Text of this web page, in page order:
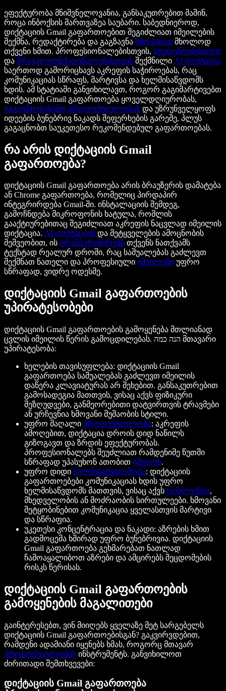
ეფექტურობა მნიშვნელოვანია, განსაკუთრებით მაშინ,
როცა ინბოქსის მართვაზეა საუბარი. საბედნიეროდ,
დიქტაციის Gmail გაფართოებით შეგიძლიათ იმეილების
შექმნა, რედაქტირება და გაგზავნა ხმოვანად მხოლოდ
თქვენი ხმით. პროფესიონალებისთვის, სტუდენტებისთვის
და მრავალფუნქციონალებისთვის შექმნილი AI დიქტაცია
საერთოდ გამორიცხავს აკრეფის საჭიროებას, რაც
კომუნიკაციას სწრაფს, მარტივსა და ხელმისაწვდომს
ხდის. ამ სტატიაში განვიხილავთ, როგორ გაგიმარტივებთ
დიქტაციის Gmail გაფართოება ყოველდღიურობას,
გაგიუმჯობესებთ პროდუქტიულობას და უზრუნველყოფს
იდეების ბუნებრივ ნაკადს შეფერხების გარეშე, პლუს
გაგაცნობთ საუკეთესო რეკომენდებულ გაფართოებას.
რა არის დიქტაციის Gmail
გაფართოება?
დიქტაციის Gmail გაფართოება არის ბრაუზერის დამატება
ან Chrome გაფართოება, რომელიც პირდაპირ
ინტეგრირდება Gmail-ში. ინსტალაციის შემდეგ,
გამოჩნდება მიკროფონის ხატულა, რომლის
გააქტიურებითაც შეგიძლიათ აკრეფის ნაცვლად იმეილის
დიქტაცია. AI დიქტაციის და მეტყველების ამოცნობის
მეშვეობით, ის ტრანსკრიბირებს თქვენს ნათქვამს
ტექსტად რეალურ დროში, რაც საშუალებას გაძლევთ
შექმნათ ნათელი და პროფესიული იმეილები უფრო
სწრაფად, ვიდრე ოდესმე.
დიქტაციის Gmail გაფართოების
უპირატესობები
დიქტაციის Gmail გაფართოების გამოყენება მთლიანად
ცვლის იმეილის წერის გამოცდილებას. הנה כמה მთავარი
უპირატესობა:
ხელების თავისუფლება: დიქტაციის Gmail
გაფართოება საშუალებას გაძლევთ იმეილის
დაწერა კლავიატურას არ შეხებით. განსაკუთრებით
გამოსადეგია მათთვის, ვისაც აქვს ფიზიკური
შეზღუდვები, განმეორებითი დატვირთვის ტრავმები
ან ურჩევნია ხმოვანი მუშაობის სტილი.
უფრო მაღალი პროდუქტიულობა: აკრეფის
ამოღებით, დიქტაცია დროის დიდ ნაწილს
გიზოგავთ და ზრდის ეფექტურობას.
პროფესიონალებს შეუძლიათ რამდენიმე წუთში
სწრაფად უპასუხონ ათობით იმეილს.
უფრო დიდი ხელმისაწვდომობა: დიქტაციის
გაფართოებები კომუნიკაციას ხდის უფრო
ხელმისაწვდომს მათთვის, ვისაც აქვს დისლექსია,
მხედველობის ან მოძრაობის სირთულეები. ხმოვანი
შეტყობინებით კომუნიკაცია ყველასთვის მარტივი
და სწრაფია.
უკეთესი კონცენტრაცია და ნაკადი: აზრების ხმით
გადმოცემა ხშირად უფრო ბუნებრივია. დიქტაციის
Gmail გაფართოება გეხმარებათ ნათლად
ჩამოაყალიბოთ აზრები და ამცირებს შეცდომების
რისკს წერისას.
დიქტაციის Gmail გაფართოების
გამოყენების მაგალითები
გაინტერესებთ, ვინ მიიღებს ყველაზე მეტ სარგებელს
დიქტაციის Gmail გაფართოებისგან? გაკვირვდებით,
რამდენი ადამიანი იყენებს ხმას, როგორც მთავარ
პროდუქტიულობის ინსტრუმენტს. განვიხილოთ
ძირითადი შემთხვევები:
დიქტაციის Gmail გაფართოება